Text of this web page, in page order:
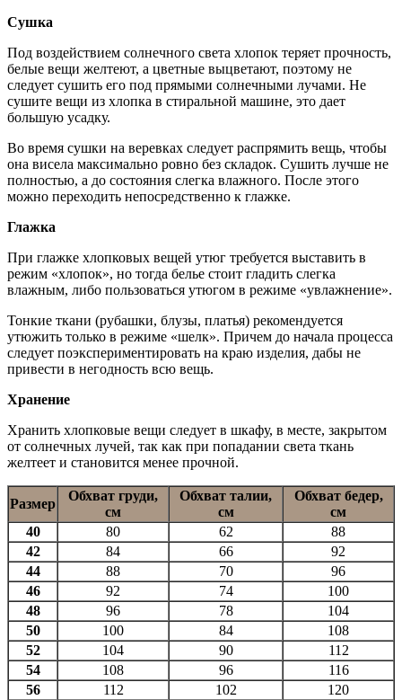
Сушка
Под воздействием солнечного света хлопок теряет прочность,
белые вещи желтеют, а цветные выцветают, поэтому не
следует сушить его под прямыми солнечными лучами. Не
сушите вещи из хлопка в стиральной машине, это дает
большую усадку.
Во время сушки на веревках следует распрямить вещь, чтобы
она висела максимально ровно без складок. Сушить лучше не
полностью, а до состояния слегка влажного. После этого
можно переходить непосредственно к глажке.
Глажка
При глажке хлопковых вещей утюг требуется выставить в
режим «хлопок», но тогда белье стоит гладить слегка
влажным, либо пользоваться утюгом в режиме «увлажнение».
Тонкие ткани (рубашки, блузы, платья) рекомендуется
утюжить только в режиме «шелк». Причем до начала процесса
следует поэкспериментировать на краю изделия, дабы не
привести в негодность всю вещь.
Хранение
Хранить хлопковые вещи следует в шкафу, в месте, закрытом
от солнечных лучей, так как при попадании света ткань
желтеет и становится менее прочной.
Размер
Обхват груди,
см
Обхват талии,
см
Обхват бедер,
см
40
80 62
88
42
84 66
92
44
88 70
96
46
92 74
100
48
96 78
104
50
100 84
108
52
104 90
112
54
108 96
116
56
112 102
120